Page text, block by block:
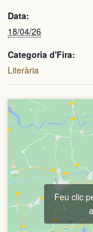
Data:
18/04/26
Categoria d'Fira:
Literària
Feu clic